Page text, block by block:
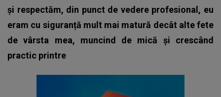
și respectăm, din punct de vedere profesional, eu
eram cu siguranță mult mai matură decât alte fete
de vârsta mea, muncind de mică și crescând
practic printre